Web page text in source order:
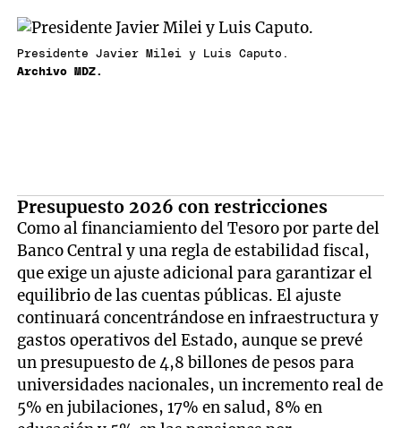
Presidente Javier Milei y Luis Caputo.
Archivo MDZ.
Presupuesto 2026 con restricciones
Como al financiamiento del Tesoro por parte del
Banco Central y una regla de estabilidad fiscal,
que exige un ajuste adicional para garantizar el
equilibrio de las cuentas públicas. El ajuste
continuará concentrándose en infraestructura y
gastos operativos del Estado, aunque se prevé
un presupuesto de 4,8 billones de pesos para
universidades nacionales, un incremento real de
5% en jubilaciones, 17% en salud, 8% en